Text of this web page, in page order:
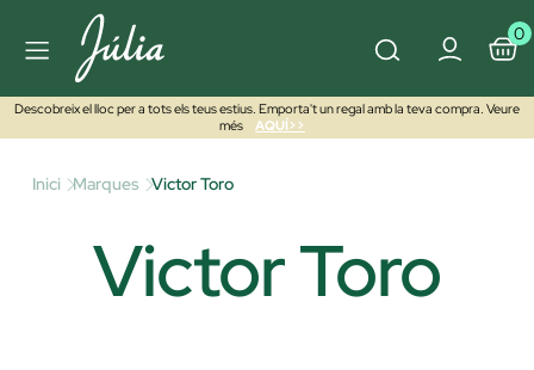
0
Descobreix el lloc per a tots els teus estius. Emporta't un regal amb la teva compra. Veure
més
AQUÍ>>
Inici Marques Victor Toro
Victor Toro